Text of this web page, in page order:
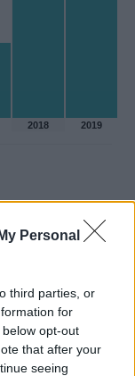
Personal
third parties, or
for
opt-out
that after your
seeing
2018 2019